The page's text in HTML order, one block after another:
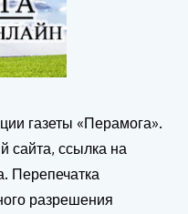
газеты «Перамога».
сайта, ссылка на
Перепечатка
разрешения